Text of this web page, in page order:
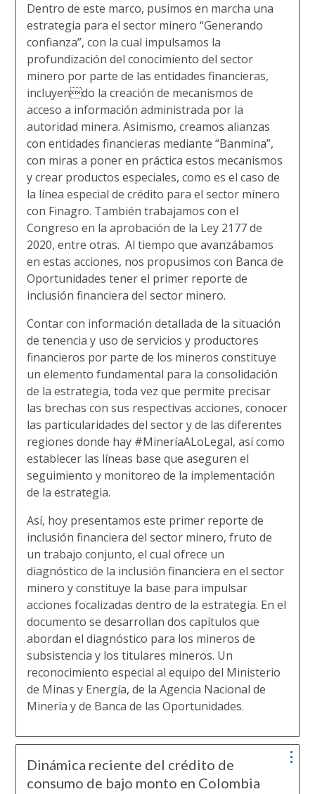
Dentro de este marco, pusimos en marcha una
estrategia para el sector minero “Generando
confianza”, con la cual impulsamos la
profundización del conocimiento del sector
minero por parte de las entidades financieras,
incluyendo la creación de mecanismos de
acceso a información administrada por la
autoridad minera. Asimismo, creamos alianzas
con entidades financieras mediante “Banmina”,
con miras a poner en práctica estos mecanismos
y crear productos especiales, como es el caso de
la línea especial de crédito para el sector minero
con Finagro. También trabajamos con el
Congreso en la aprobación de la Ley 2177 de
2020, entre otras. Al tiempo que avanzábamos
en estas acciones, nos propusimos con Banca de
Oportunidades tener el primer reporte de
inclusión financiera del sector minero.
Contar con información detallada de la situación
de tenencia y uso de servicios y productores
financieros por parte de los mineros constituye
un elemento fundamental para la consolidación
de la estrategia, toda vez que permite precisar
las brechas con sus respectivas acciones, conocer
las particularidades del sector y de las diferentes
regiones donde hay #MineríaALoLegal, así como
establecer las líneas base que aseguren el
seguimiento y monitoreo de la implementación
de la estrategia.
Así, hoy presentamos este primer reporte de
inclusión financiera del sector minero, fruto de
un trabajo conjunto, el cual ofrece un
diagnóstico de la inclusión financiera en el sector
minero y constituye la base para impulsar
acciones focalizadas dentro de la estrategia. En el
documento se desarrollan dos capítulos que
abordan el diagnóstico para los mineros de
subsistencia y los titulares mineros. Un
reconocimiento especial al equipo del Ministerio
de Minas y Energía, de la Agencia Nacional de
Minería y de Banca de las Oportunidades.
Dinámica reciente del crédito de
consumo de bajo monto en Colombia